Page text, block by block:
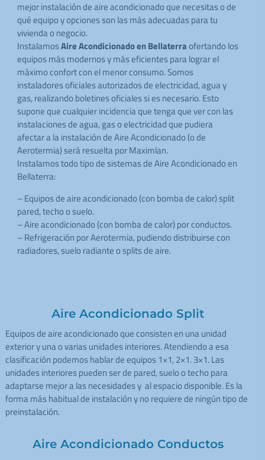
mejor instalación de aire acondicionado que necesitas o de
qué equipo y opciones son las más adecuadas para tu
vivienda o negocio.
InstalamosAire Acondicionado en Bellaterraofertando los
equipos más modernos y más eficientes para lograr el
máximo confort con el menor consumo. Somos
instaladores oficiales autorizados de electricidad, agua y
gas, realizando boletines oficiales si es necesario. Esto
supone que cualquier incidencia que tenga que ver con las
instalaciones de agua, gas o electricidad que pudiera
afectar a la instalación de Aire Acondicionado (o de
Aerotermia) será resuelta por Maximlan.
Instalamos todo tipo de sistemas de Aire Acondicionado en
Bellaterra:
– Equipos de aire acondicionado (con bomba de calor) split
pared, techo o suelo.
– Aire acondicionado (con bomba de calor) por conductos.
– Refrigeración por Aerotermia, pudiendo distribuirse con
radiadores, suelo radiante o splits de aire.
Aire Acondicionado Split
Equipos de aire acondicionado que consisten en una unidad
exterior y una o varias unidades interiores. Atendiendo a esa
clasificación podemos hablar de equipos 1×1, 2×1. 3×1. Las
unidades interiores pueden ser de pared, suelo o techo para
adaptarse mejor a las necesidades y al espacio disponible. Es la
forma más habitual de instalación y no requiere de ningún tipo de
preinstalación.
Aire Acondicionado Conductos